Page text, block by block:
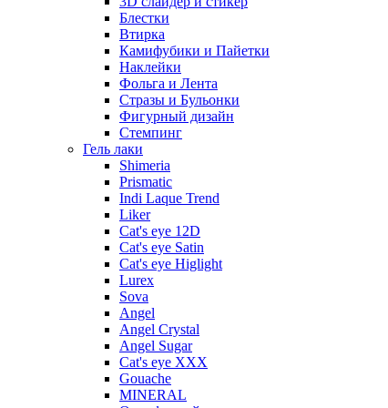
Блестки
Втирка
Камифубики и Пайетки
Наклейки
Фольга и Лента
Стразы и Бульонки
Фигурный дизайн
Стемпинг
Гель лаки
Shimeria
Prismatic
Indi Laque Trend
Liker
Cat's eye 12D
Cat's eye Satin
Cat's eye Higlight
Lurex
Sova
Angel
Angel Crystal
Angel Sugar
Cat's eye XXX
Gouache
MINERAL